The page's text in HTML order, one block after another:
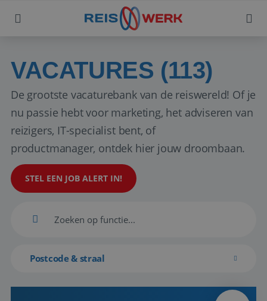
VACATURES (113)
De grootste vacaturebank van de reiswereld! Of je
nu passie hebt voor marketing, het adviseren van
reizigers, IT-specialist bent, of
productmanager, ontdek hier jouw droombaan.
STEL EEN JOB ALERT IN!
Postcode & straal